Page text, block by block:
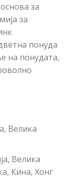
за
за
понуда
на понудата,
Велика
Велика
Кина, Хонг